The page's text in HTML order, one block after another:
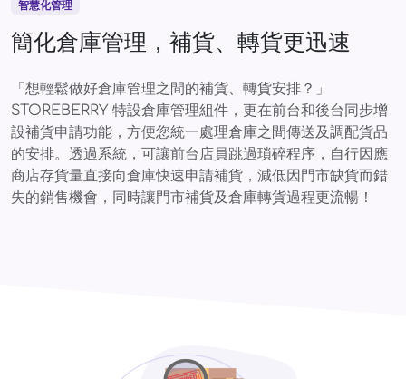
智慧化管理
簡化倉庫管理，補貨、轉貨更迅速
「想輕鬆做好倉庫管理之間的補貨、轉貨安排？」
STOREBERRY 特設倉庫管理組件，更在前台和後台同步增
設補貨申請功能，方便您統一處理倉庫之間傳送及調配貨品
的安排。透過系統，可讓前台店員跳過瑣碎程序，自行因應
商店存貨量直接向倉庫快速申請補貨，減低因門市缺貨而錯
失的銷售機會，同時讓門市補貨及倉庫轉貨過程更流暢！